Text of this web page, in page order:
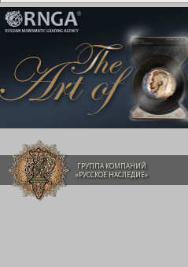
ГРУППА КОМПАНИЙ
«РУССКОЕ НАСЛЕДИЕ»